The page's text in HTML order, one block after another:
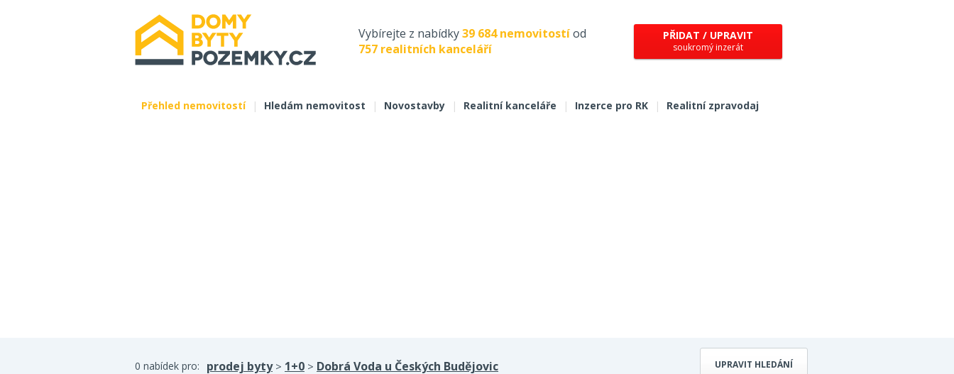
Vybírejte z nabídky39 684 nemovitostíod
757 realitních kanceláří
PŘIDAT / UPRAVIT
soukromý inzerát
Přehled nemovitostí | Hledám nemovitost | Novostavby | Realitní kanceláře | Inzerce pro RK | Realitní zpravodaj
UPRAVIT HLEDÁNÍ
0 nabídek pro: prodej byty> 1+0 > Dobrá Voda u Českých Budějovic